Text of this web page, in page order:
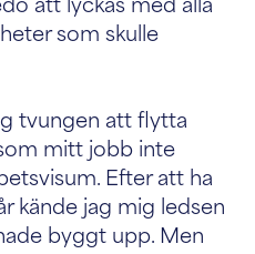
som skulle
tvungen att flytta
mitt jobb inte
Efter att ha
kände jag mig ledsen
byggt upp. Men